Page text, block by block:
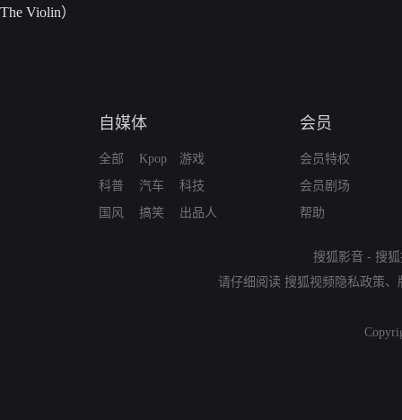
The Violin）
自媒体
全部
科普
国风
Kpop
汽车
搞笑
游戏
科技
出品人
会员
会员特权
会员剧场
帮助
搜狐影音 - 搜
请仔细阅读 搜狐视频隐私政策、